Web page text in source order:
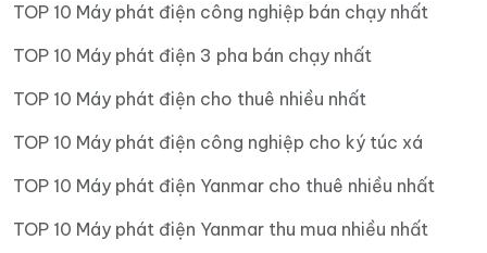
TOP 10 Máy phát điện công nghiệp bán chạy nhất
TOP 10 Máy phát điện 3 pha bán chạy nhất
TOP 10 Máy phát điện cho thuê nhiều nhất
TOP 10 Máy phát điện công nghiệp cho ký túc xá
TOP 10 Máy phát điện Yanmar cho thuê nhiều nhất
TOP 10 Máy phát điện Yanmar thu mua nhiều nhất